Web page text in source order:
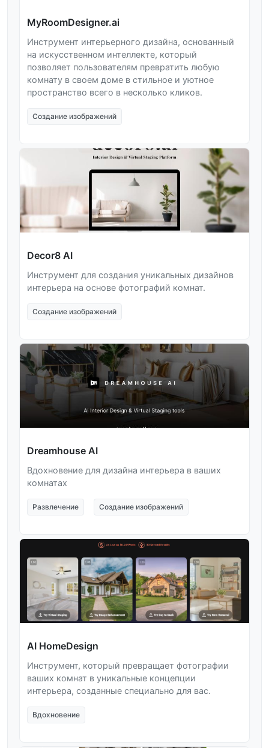
MyRoomDesigner.ai
Инструмент интерьерного дизайна, основанный
на искусственном интеллекте, который
позволяет пользователям превратить любую
комнату в своем доме в стильное и уютное
пространство всего в несколько кликов.
Создание изображений
Decor8 AI
Инструмент для создания уникальных дизайнов
интерьера на основе фотографий комнат.
Создание изображений
Dreamhouse AI
Вдохновение для дизайна интерьера в ваших
комнатах
Развлечение Создание изображений
AI HomeDesign
Инструмент, который превращает фотографии
ваших комнат в уникальные концепции
интерьера, созданные специально для вас.
Вдохновение